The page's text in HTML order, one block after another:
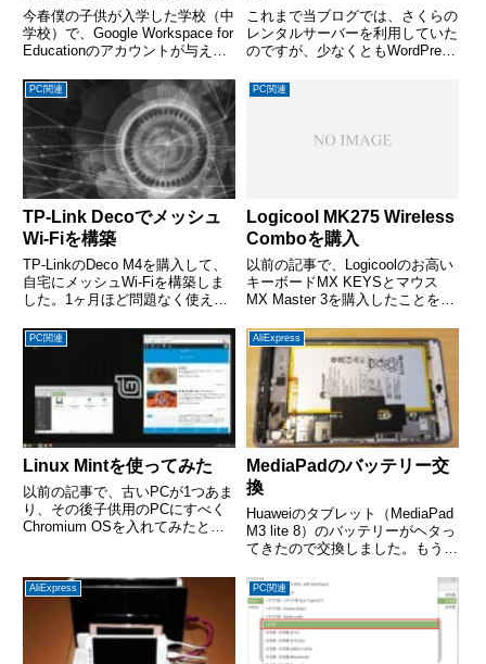
for Educationアカウント
を追加
今春僕の子供が入学した学校（中
学校）で、Google Workspace for
Educationのアカウントが与えら
AndroidスマホをGoogleファミリ
ーリンクで管理していたGoogle
アカウントで使用して...
これまで当ブログでは、さくらの
レンタルサーバーを利用していた
のですが、少なくともWordPress
うこともあり、レンタルサーバー
ConoHa WING...
PC関連
TP-Link Decoでメッシュ
Wi-Fiを構築
TP-LinkのDeco M4を購入して、
自宅にメッシュWi-Fiを構築しま
した。1ヶ月ほど問題なく使えて
の、それに見合うメリットはあっ
たと思います。本記事では、そも
そもメッシュWi-Fiにした理由や
TP-Li...
PC関連
Logicool MK275 Wireless
Comboを購入
以前の記事で、Logicoolのお高い
キーボードMX KEYSとマウス
MX Master 3を購入したことを書
ていないのですが、今度はまた同
じLogicoolのそこそこお安いキー
ボード・マウスのセット(MK27...
PC関連
Linux Mintを使ってみた
以前の記事で、古いPCが1つあま
り、その後子供用のPCにすべく
Chromium OSを入れてみたとい
今はLinux Mintを入れてみていま
す。PCスペックこっちの記事で
AliExpress
MediaPadのバッテリー交
換
Huaweiのタブレット（MediaPad
M3 lite 8）のバッテリーがヘタっ
てきたので交換しました。もうだ
ならタブレットごと交換しても良
いのかもしれませんが、僕の用途
（メール・ウェブ閲覧や動画視聴
程度）...
AliExpress PC関連